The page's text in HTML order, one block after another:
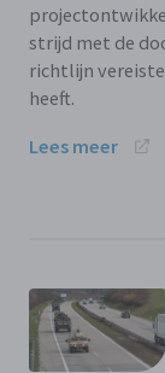
strijd met de
richtlijn vereiste
heeft.
Lees meer